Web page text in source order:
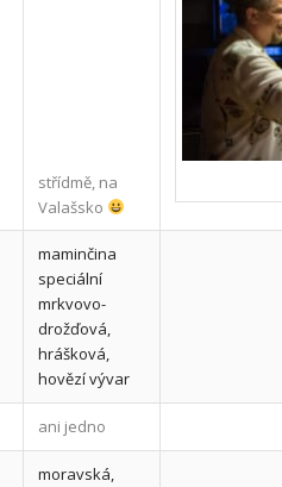
střídmě, na
Valašsko
maminčina
speciální
mrkvovo-
drožďová,
hrášková,
hovězí vývar
ani jedno
moravská,